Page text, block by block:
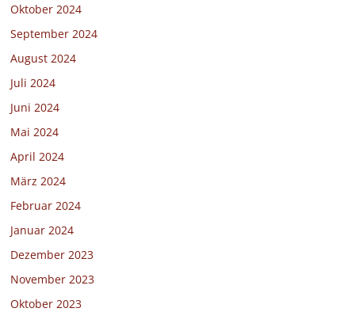
Oktober 2024
September 2024
August 2024
Juli 2024
Juni 2024
Mai 2024
April 2024
März 2024
Februar 2024
Januar 2024
Dezember 2023
November 2023
Oktober 2023